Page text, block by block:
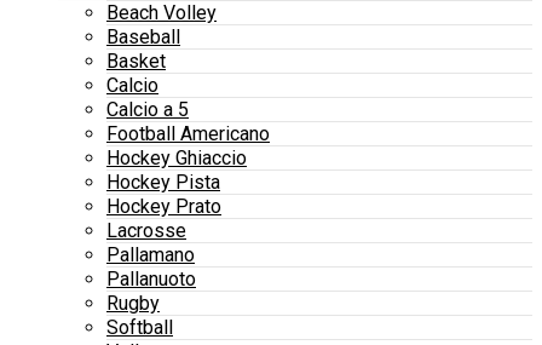
Beach Volley
Baseball
Basket
Calcio
Calcio a 5
Football Americano
Hockey Ghiaccio
Hockey Pista
Hockey Prato
Lacrosse
Pallamano
Pallanuoto
Rugby
Softball